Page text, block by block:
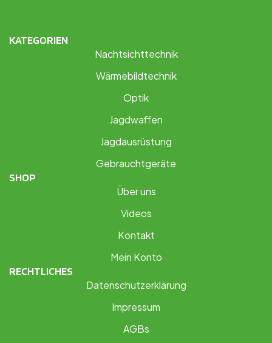
KATEGORIEN
Nachtsichttechnik
Wärmebildtechnik
Optik
Jagdwaffen
Jagdausrüstung
Gebrauchtgeräte
SHOP
Über uns
Videos
Kontakt
Mein Konto
RECHTLICHES
Datenschutzerklärung
Impressum
AGBs